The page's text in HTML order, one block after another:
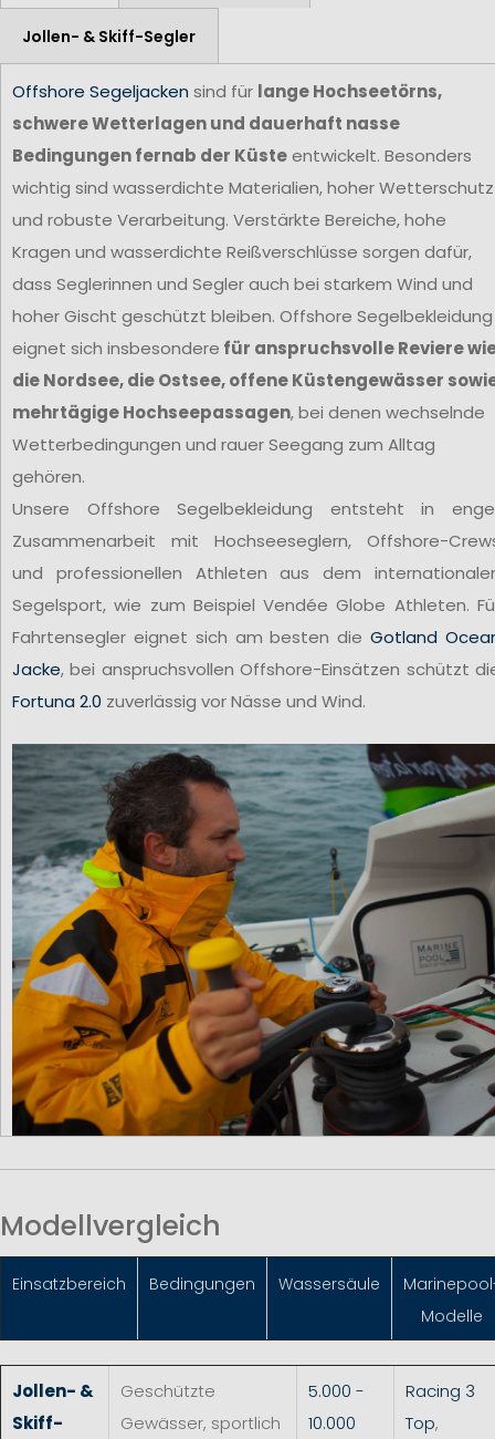
Jollen- & Skiff-Segler
Offshore Segeljacken sind für lange Hochseetörns,
schwere Wetterlagen und dauerhaft nasse
Bedingungen fernab der Küsteentwickelt. Besonders
wichtig sind wasserdichte Materialien, hoher Wetterschutz
und robuste Verarbeitung. Verstärkte Bereiche, hohe
Kragen und wasserdichte Reißverschlüsse sorgen dafür,
dass Seglerinnen und Segler auch bei starkem Wind und
hoher Gischt geschützt bleiben. Offshore Segelbekleidung
eignet sich insbesondere für anspruchsvolle Reviere
die Nordsee, die Ostsee, offene Küstengewässer
mehrtägige Hochseepassagen, bei denen wechselnde
Wetterbedingungen und rauer Seegang zum Alltag
gehören.
Unsere Offshore Segelbekleidung entsteht in
Zusammenarbeit mit Hochseeseglern, Offshore-
und professionellen Athleten aus dem
Segelsport, wie zum Beispiel Vendée Globe Athleten.
Fahrtensegler eignet sich am besten dieGotland
Jacke, bei anspruchsvollen Offshore-Einsätzen schützt
Fortuna 2.0 zuverlässig vor Nässe und Wind.
Modellvergleich
Einsatzbereich Bedingungen Wassersäule
Modelle
Jollen- &
Skiff-
Geschützte
Gewässer, sportlich
5.000 -
10.000
Racing 3
Top,